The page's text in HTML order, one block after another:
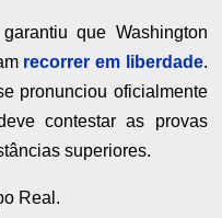
que Washington
recorrer em liberdade.
pronunciou oficialmente
contestar as provas
superiores.
Real.